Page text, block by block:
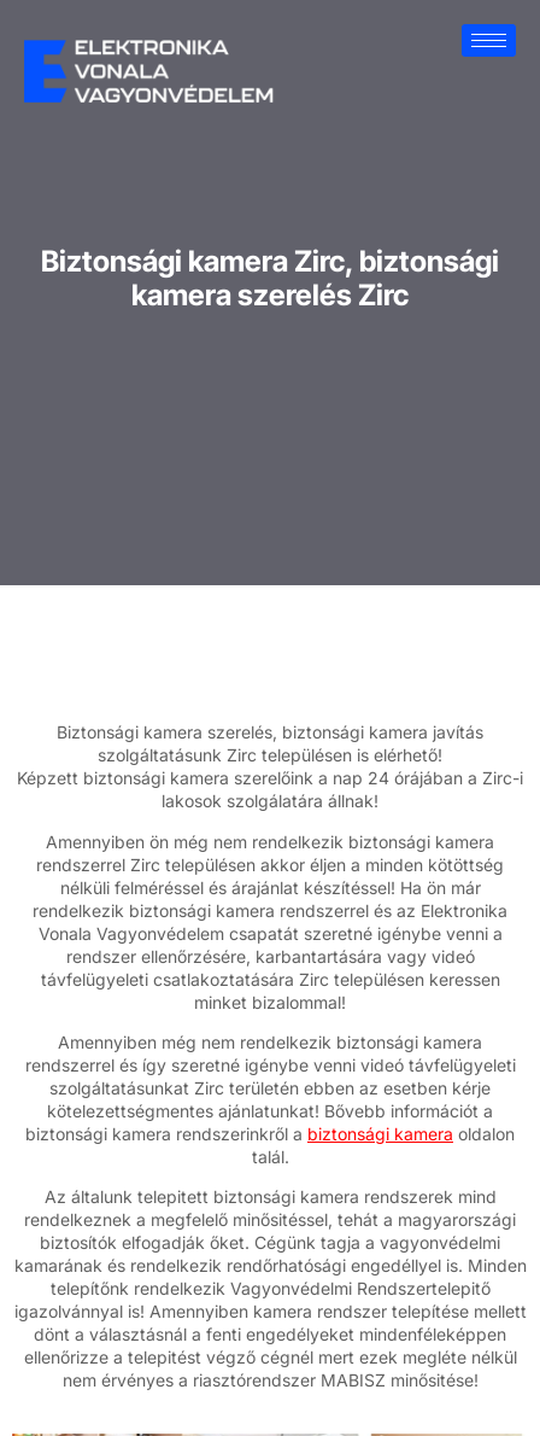
Biztonsági kamera Zirc, biztonsági
kamera szerelés Zirc
Biztonsági kamera szerelés, biztonsági kamera javítás
szolgáltatásunk Zirc településen is elérhető!
Képzett biztonsági kamera szerelőink a nap 24 órájában a Zirc-i
lakosok szolgálatára állnak!
Amennyiben ön még nem rendelkezik biztonsági kamera
rendszerrel Zirc településen akkor éljen a minden kötöttség
nélküli felméréssel és árajánlat készítéssel! Ha ön már
rendelkezik biztonsági kamera rendszerrel és az Elektronika
Vonala Vagyonvédelem csapatát szeretné igénybe venni a
rendszer ellenőrzésére, karbantartására vagy videó
távfelügyeleti csatlakoztatására Zirc településen keressen
minket bizalommal!
Amennyiben még nem rendelkezik biztonsági kamera
rendszerrel és így szeretné igénybe venni videó távfelügyeleti
szolgáltatásunkat Zirc területén ebben az esetben kérje
kötelezettségmentes ajánlatunkat! Bővebb információt a
biztonsági kamera rendszerinkről a biztonsági kamera oldalon
talál.
Az általunk telepitett biztonsági kamera rendszerek mind
rendelkeznek a megfelelő minősitéssel, tehát a magyarországi
biztosítók elfogadják őket. Cégünk tagja a vagyonvédelmi
kamarának és rendelkezik rendőrhatósági engedéllyel is. Minden
telepítőnk rendelkezik Vagyonvédelmi Rendszertelepitő
igazolvánnyal is! Amennyiben kamera rendszer telepítése mellett
dönt a választásnál a fenti engedélyeket mindenféleképpen
ellenőrizze a telepitést végző cégnél mert ezek megléte nélkül
nem érvényes a riasztórendszer MABISZ minősitése!